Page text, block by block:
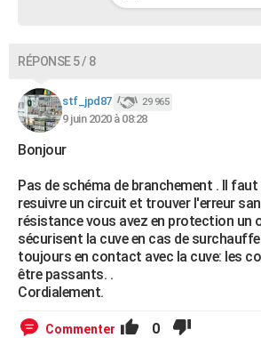
RÉPONSE 5 / 8
stf_jpd87 29 965
9 juin 2020 à 08:28
Bonjour
Pas de schéma de branchement . Il
resuivre un circuit et trouver l'erreur
résistance vous avez en protection un
sécurisent la cuve en cas de
toujours en contact avec la cuve: les
être passants. .
Cordialement.
Commenter 0